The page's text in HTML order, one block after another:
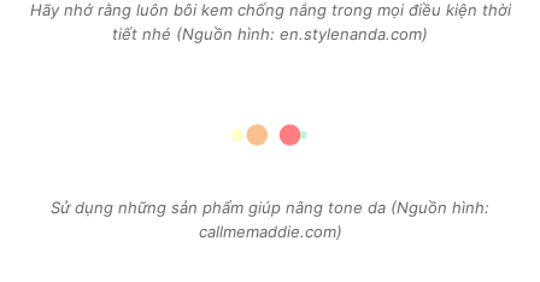
Hãy nhớ rằng luôn bôi kem chống nắng trong mọi điều kiện thời
tiết nhé (Nguồn hình: en.stylenanda.com)
Sử dụng những sản phẩm giúp nâng tone da (Nguồn hình:
callmemaddie.com)